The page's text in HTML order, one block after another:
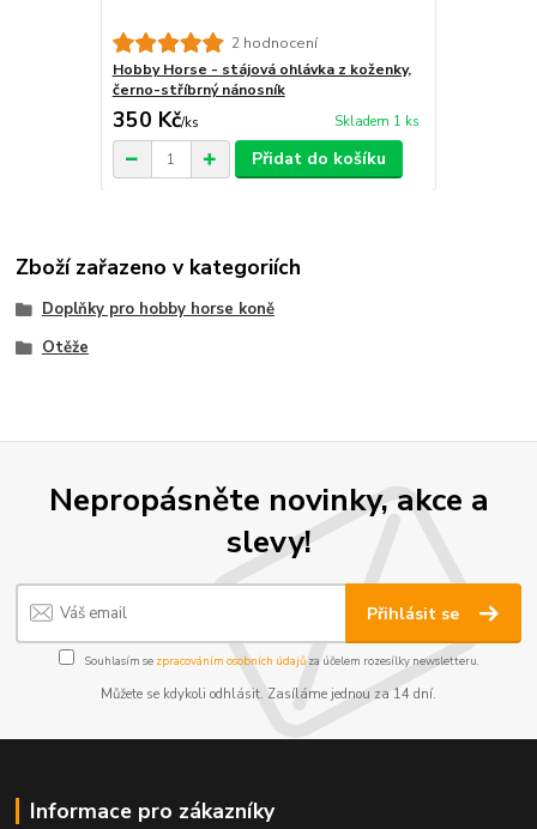
2 hodnocení
Hobby Horse - stájová ohlávka z koženky,
černo-stříbrný nánosník
350 Kč/ks Skladem 1 ks
Přidat do košíku
Zboží zařazeno v kategoriích
Doplňky pro hobby horse koně
Otěže
Nepropásněte novinky, akce a
slevy!
Přihlásit se
Souhlasím se zpracováním osobních údajůza účelem rozesílky newsletteru.
Můžete se kdykoli odhlásit. Zasíláme jednou za 14 dní.
Informace pro zákazníky